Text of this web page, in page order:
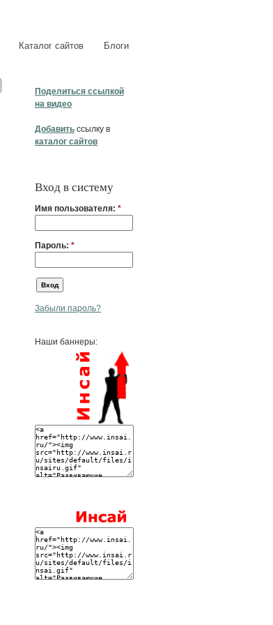
Каталог сайтов Блоги
Поделиться ссылкой
на видео
Добавить ссылку в
каталог сайтов
Вход в систему
Имя пользователя: *
Пароль: *
Забыли пароль?
Наши баннеры: